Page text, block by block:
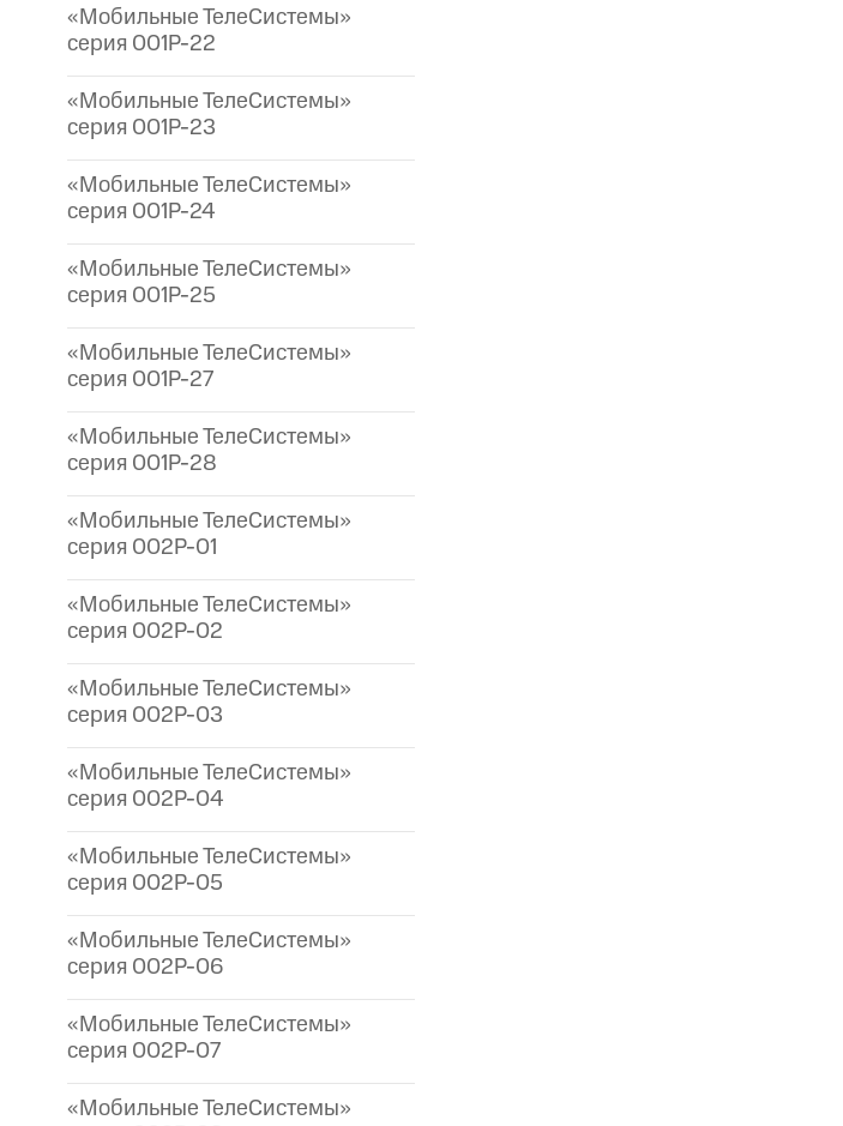
«Мобильные ТелеСистемы»
серия 001P-22
«Мобильные ТелеСистемы»
серия 001P-23
«Мобильные ТелеСистемы»
серия 001P-24
«Мобильные ТелеСистемы»
серия 001P-25
«Мобильные ТелеСистемы»
серия 001P-27
«Мобильные ТелеСистемы»
серия 001P-28
«Мобильные ТелеСистемы»
серия 002P-01
«Мобильные ТелеСистемы»
серия 002P-02
«Мобильные ТелеСистемы»
серия 002P-03
«Мобильные ТелеСистемы»
серия 002P-04
«Мобильные ТелеСистемы»
серия 002P-05
«Мобильные ТелеСистемы»
серия 002P-06
«Мобильные ТелеСистемы»
серия 002P-07
«Мобильные ТелеСистемы»